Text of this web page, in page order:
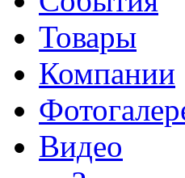
Товары
Компании
Видео